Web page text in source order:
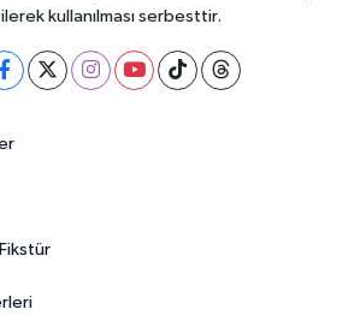
kullanılması serbesttir.